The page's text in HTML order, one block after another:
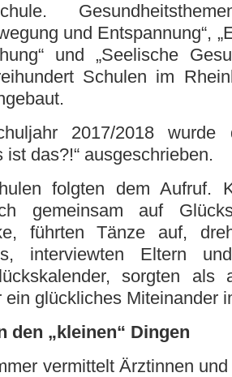
und Entspannung“,
und „Seelische
Schulen im
2017/2018 wurde
ist das?!“ ausgeschrieben.
folgten dem Aufruf.
gemeinsam auf
führten Tänze auf,
interviewten Eltern
sorgten als
ein glückliches Miteinander
den „kleinen“ Dingen
vermittelt Ärztinnen